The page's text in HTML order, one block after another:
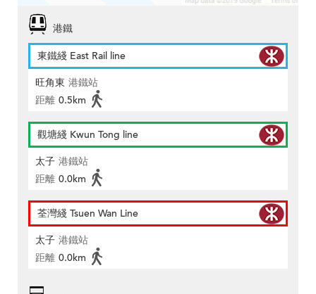
港鐵
東鐵綫 East Rail line
旺角東 港鐵站
距離 0.5km
觀塘綫 Kwun Tong line
太子 港鐵站
距離 0.0km
荃灣綫 Tsuen Wan Line
太子 港鐵站
距離 0.0km